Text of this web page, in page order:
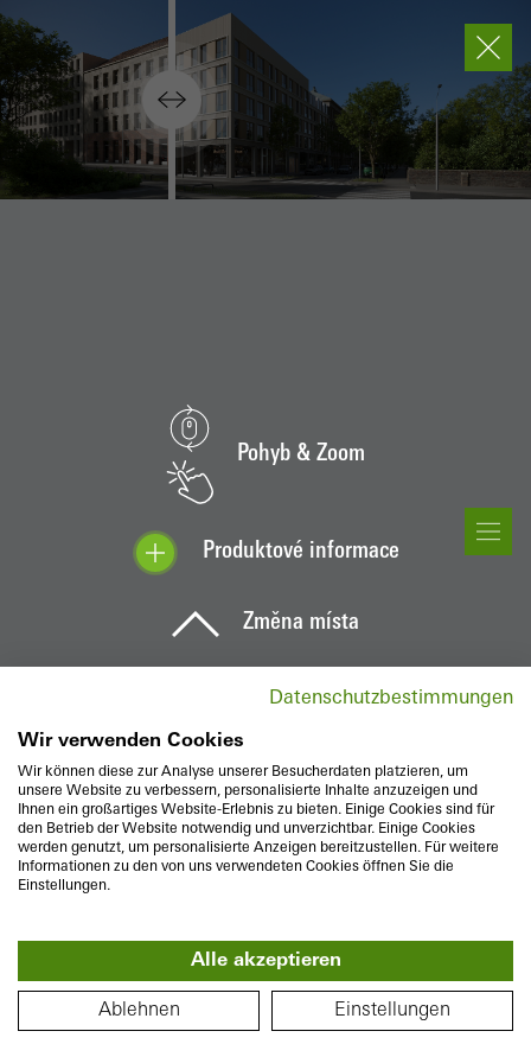
PŮDORYS
Pohyb & Zoom
Produktové informace
Změna místa
Datenschutzbestimmungen
Wir verwenden Cookies
Wir können diese zur Analyse unserer Besucherdaten platzieren, um
unsere Website zu verbessern, personalisierte Inhalte anzuzeigen und
Ihnen ein großartiges Website-Erlebnis zu bieten. Einige Cookies sind für
den Betrieb der Website notwendig und unverzichtbar. Einige Cookies
werden genutzt, um personalisierte Anzeigen bereitzustellen. Für weitere
Informationen zu den von uns verwendeten Cookies öffnen Sie die
Einstellungen.
Alle akzeptieren
Ablehnen Einstellungen